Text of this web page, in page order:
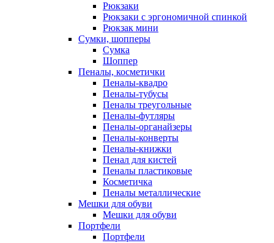
Рюкзаки
Рюкзаки с эргономичной спинкой
Рюкзак мини
Сумки, шопперы
Сумка
Шоппер
Пеналы, косметички
Пеналы-квадро
Пеналы-тубусы
Пеналы треугольные
Пеналы-футляры
Пеналы-органайзеры
Пеналы-конверты
Пеналы-книжки
Пенал для кистей
Пеналы пластиковые
Косметичка
Пеналы металлические
Мешки для обуви
Мешки для обуви
Портфели
Портфели